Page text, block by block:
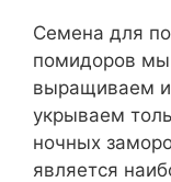
Семена для
помидоров
выращиваем
укрываем
ночных
является